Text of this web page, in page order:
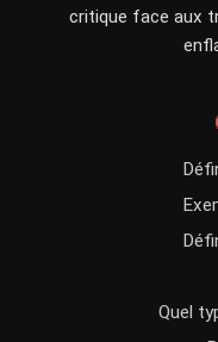
critique face aux
Quel